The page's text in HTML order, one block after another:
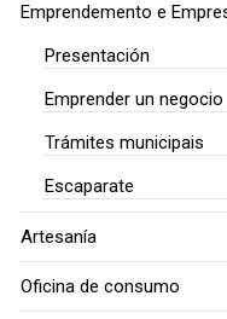
Emprendemento e
Presentación
Emprender un negocio
Trámites municipais
Escaparate
Artesanía
Oficina de consumo